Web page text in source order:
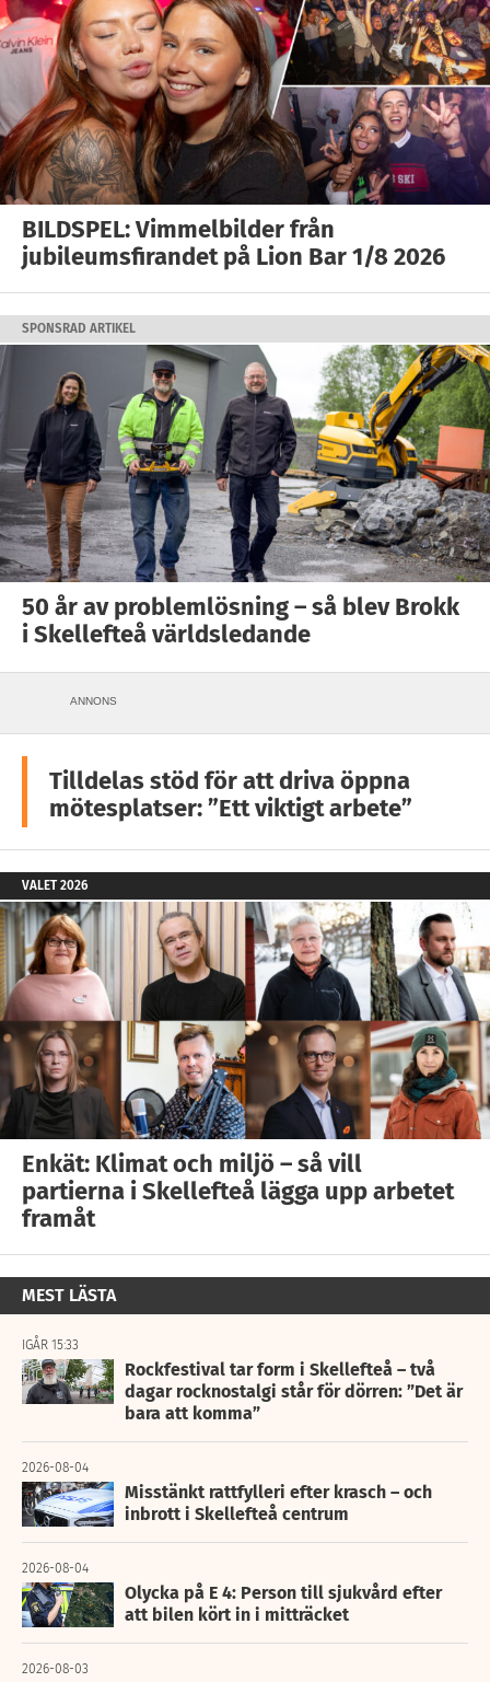
BILDSPEL: Vimmelbilder från
jubileumsfirandet på Lion Bar 1/8 2026
SPONSRAD ARTIKEL
50 år av problemlösning – så blev Brokk
i Skellefteå världsledande
ANNONS
Tilldelas stöd för att driva öppna
mötesplatser: ”Ett viktigt arbete”
VALET 2026
Enkät: Klimat och miljö – så vill
partierna i Skellefteå lägga upp arbetet
framåt
MEST LÄSTA
IGÅR 15:33
Rockfestival tar form i Skellefteå – två
dagar rocknostalgi står för dörren: ”Det är
bara att komma”
2026-08-04
Misstänkt rattfylleri efter krasch – och
inbrott i Skellefteå centrum
2026-08-04
Olycka på E 4: Person till sjukvård efter
att bilen kört in i mitträcket
2026-08-03